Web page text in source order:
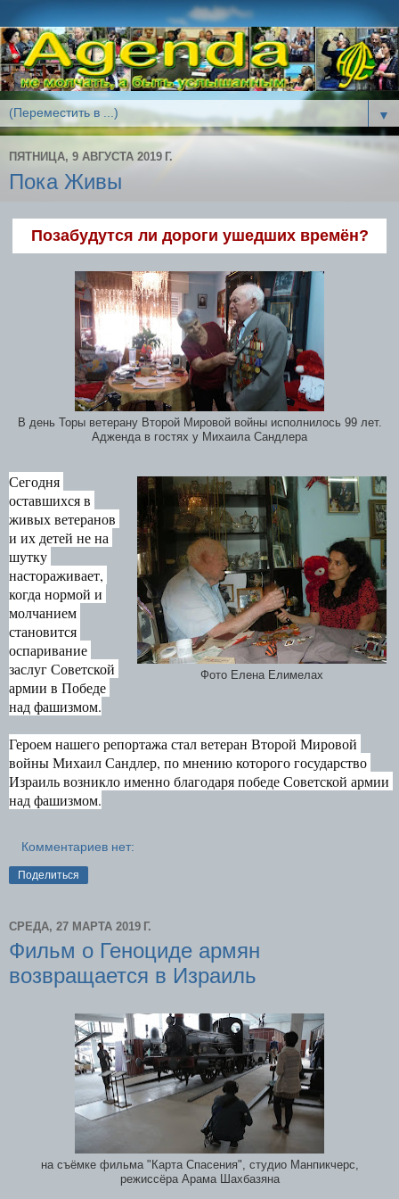
▼
ПЯТНИЦА, 9 АВГУСТА 2019 Г.
Пока Живы
Позабудутся ли дороги ушедших времён?
В день Торы ветерану Второй Мировой войны исполнилось 99 лет.
Адженда в гостях у Михаила Сандлера
Фото Елена Елимелах
Сегодня
оставшихся в
живых ветеранов
и их детей не на
шутку
настораживает,
когда нормой и
молчанием
становится
оспаривание
заслуг Советской
армии в Победе
над фашизмом.
Героем нашего репортажа стал ветеран Второй Мировой
войны Михаил Сандлер, по мнению которого государство
Израиль возникло именно благодаря победе Советской армии
над фашизмом.
Комментариев нет:
Поделиться
СРЕДА, 27 МАРТА 2019 Г.
Фильм о Геноциде армян
возвращается в Израиль
на съёмке фильма "Карта Спасения", студио Манпикчерс,
режиссёра Арама Шахбазяна